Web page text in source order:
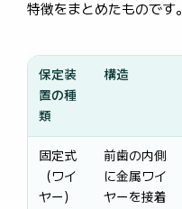
特徴をまとめたものです。
保定装
置の種
類
構造
固定式
（ワイ
ヤー）
前歯の内側
に金属ワイ
ヤーを接着